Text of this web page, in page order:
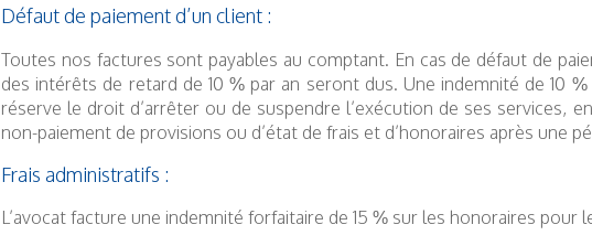
Défaut de paiement d’un client :
Toutes nos factures sont payables au comptant. En cas de défaut de
des intérêts de retard de 10 % par an seront dus. Une indemnité de 10
réserve le droit d’arrêter ou de suspendre l’exécution de ses services,
non-paiement de provisions ou d’état de frais et d’honoraires après une
Frais administratifs :
L’avocat facture une indemnité forfaitaire de 15 % sur les honoraires pour